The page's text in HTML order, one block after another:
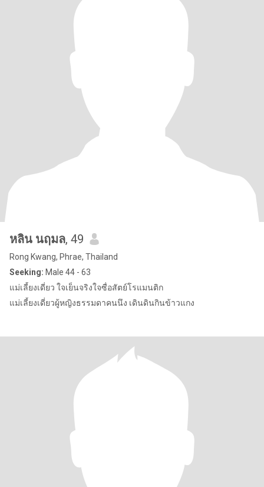
หลิน นฤมล, 49
Rong Kwang, Phrae, Thailand
Seeking: Male 44 - 63
แม่เลี้ยงเดี่ยว ใจเย็นจริงใจซื่ื้อสัตย์โรแมนติก
แม่เลี้ยงเดี่ยวผู้หญิงธรรมดาคนนึง เดินดินกินข้าวแกง